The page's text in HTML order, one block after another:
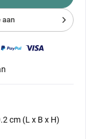
aan
cm (L x B x H)